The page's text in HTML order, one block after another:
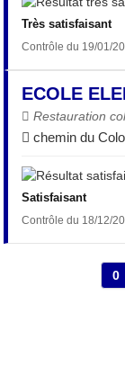
Très satisfaisant
Contrôle du 19/01/
ECOLE
Restauration
chemin du
Satisfaisant
Contrôle du 18/12/
0